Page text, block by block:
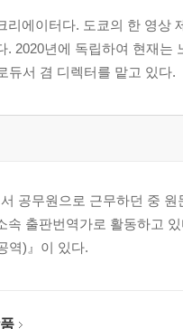
리에이터다. 도쿄의 한 영상
. 2020년에 독립하여 현재는
듀서 겸 디렉터를 맡고 있다.
공무원으로 근무하던 중
속 출판번역가로 활동하고
역)』이 있다.